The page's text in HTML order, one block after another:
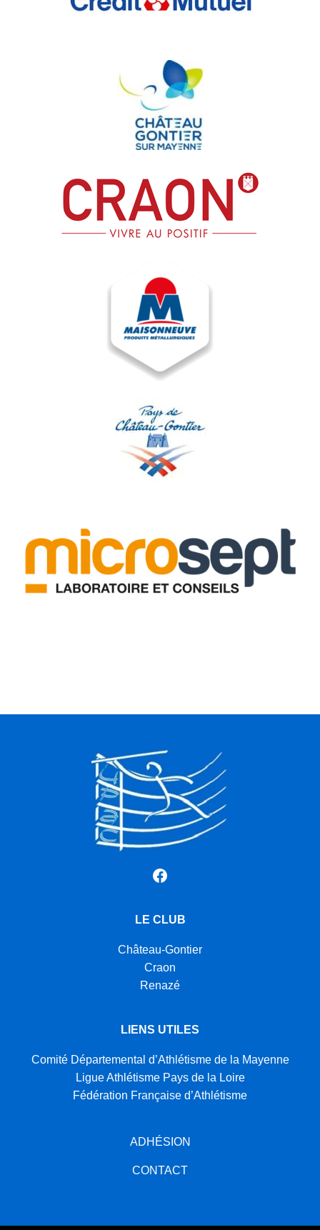
Facebook
LE CLUB
Château-Gontier
Craon
Renazé
LIENS UTILES
Comité Départemental d’Athlétisme de la Mayenne
Ligue Athlétisme Pays de la Loire
Fédération Française d’Athlétisme
ADHÉSION
CONTACT